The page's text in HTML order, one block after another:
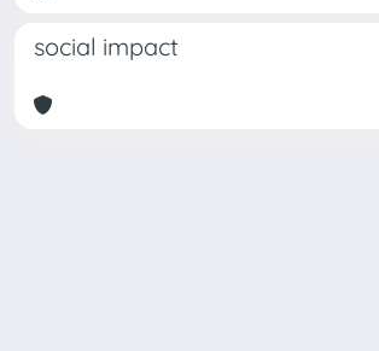
social impact